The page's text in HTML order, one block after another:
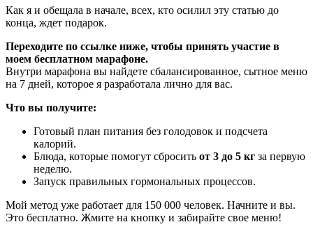
Как я и обещала в начале, всех, кто осилил эту статью до
конца, ждет подарок.
Переходите по ссылке ниже, чтобы принять участие в
моем бесплатном марафоне.
Внутри марафона вы найдете сбалансированное, сытное меню
на 7 дней, которое я разработала лично для вас.
Что вы получите:
Готовый план питания без голодовок и подсчета
калорий.
Блюда, которые помогут сбросить от 3 до 5 кг за первую
неделю.
Запуск правильных гормональных процессов.
Мой метод уже работает для 150 000 человек. Начните и вы.
Это бесплатно. Жмите на кнопку и забирайте свое меню!